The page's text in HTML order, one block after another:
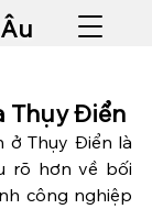
Thụy Điển
ở Thụy Điển là
rõ hơn về bối
công nghiệp